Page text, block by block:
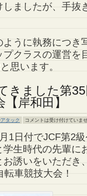
しましたが、手抜
うに執務につき
クラスの運営を
思います。
きました第
岸和田】
タック コメントは受け付けていま
1日付でJCF第2
生時代の先輩に
誘いをいただき
車競技大会！